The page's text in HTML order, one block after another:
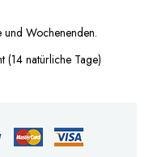
Wochenenden.
(14 natürliche Tage)